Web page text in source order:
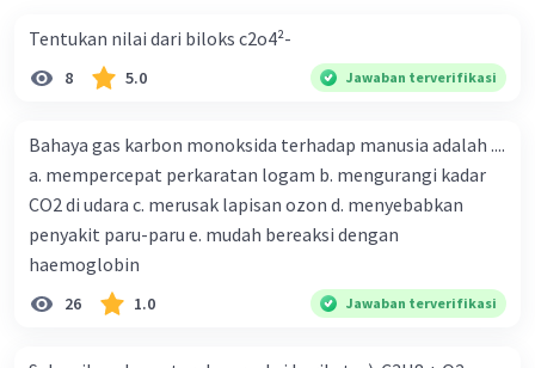
Tentukan nilai dari biloks c2o4²-
8 5.0 Jawaban terverifikasi
Bahaya gas karbon monoksida terhadap manusia adalah ....
a. mempercepat perkaratan logam b. mengurangi kadar
CO2 di udara c. merusak lapisan ozon d. menyebabkan
penyakit paru-paru e. mudah bereaksi dengan
haemoglobin
26 1.0 Jawaban terverifikasi